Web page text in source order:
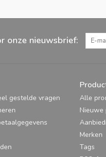
onze nieuwsbrief:
gestelde vragen
Alle
Nieuwe
Merken
Tags